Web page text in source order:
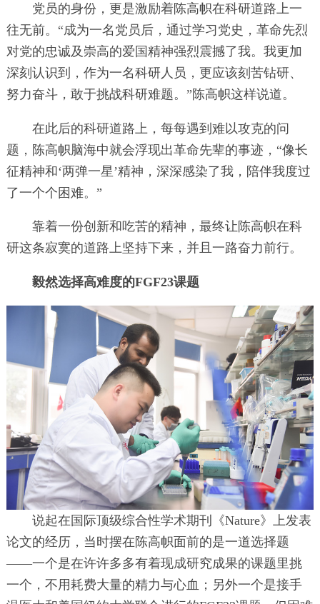
党员的身份，更是激励着陈高帜在科研道路上一
往无前。“成为一名党员后，通过学习党史，革命先烈
对党的忠诚及崇高的爱国精神强烈震撼了我。我更加
深刻认识到，作为一名科研人员，更应该刻苦钻研、
努力奋斗，敢于挑战科研难题。”陈高帜这样说道。
在此后的科研道路上，每每遇到难以攻克的问
题，陈高帜脑海中就会浮现出革命先辈的事迹，“像长
征精神和‘两弹一星’精神，深深感染了我，陪伴我度过
了一个个困难。”
靠着一份创新和吃苦的精神，最终让陈高帜在科
研这条寂寞的道路上坚持下来，并且一路奋力前行。
毅然选择高难度的FGF23课题
说起在国际顶级综合性学术期刊《Nature》上发表
论文的经历，当时摆在陈高帜面前的是一道选择题
——一个是在许许多多有着现成研究成果的课题里挑
一个，不用耗费大量的精力与心血；另外一个是接手